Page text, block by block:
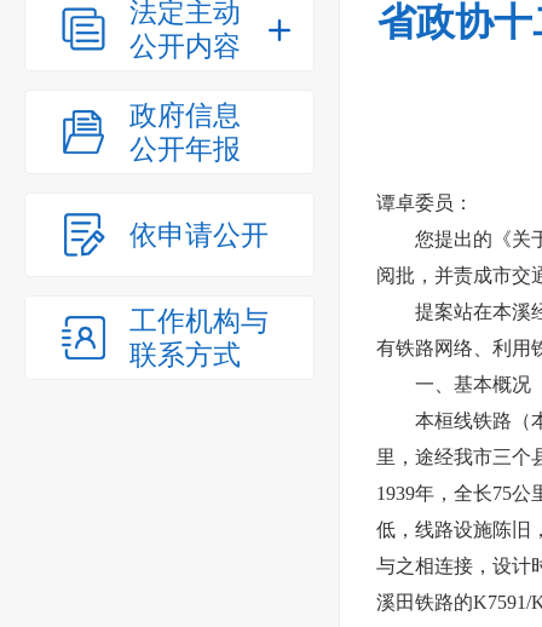
法定主动
公开内容
政府信息
公开年报
依申请公开
工作机构与
联系方式
省政协
谭卓委员：
您提出的《关于
阅批，并责成市交
提案站在本溪经
有铁路网络、利用
一、基本概况
本桓线铁路（本
里，途经我市三个
1939年，全长75
低，线路设施陈旧
与之相连接，设计
溪田铁路的K7591/